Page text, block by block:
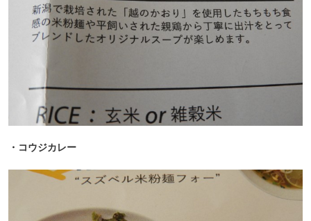
・コウジカレー